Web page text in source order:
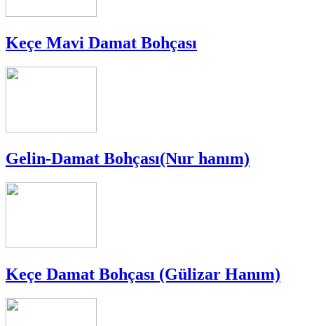
Keçe Mavi Damat Bohçası
Gelin-Damat Bohçası(Nur hanım)
Keçe Damat Bohçası (Gülizar Hanım)